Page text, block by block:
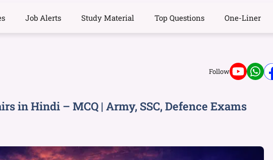
Job Alerts Study Material Top Questions One-Liner
Follow
in Hindi – MCQ | Army, SSC, Defence Exams